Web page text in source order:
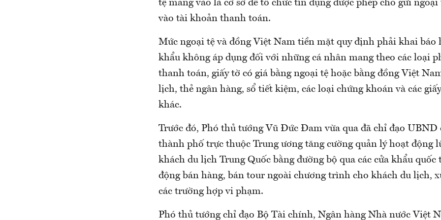
tệ mang vào là cơ sở để tổ chức tín dụng được phép cho gửi
vào tài khoản thanh toán.
Mức ngoại tệ và đồng Việt Nam tiền mặt quy định phải khai báo
khẩu không áp dụng đối với những cá nhân mang theo các loại
thanh toán, giấy tờ có giá bằng ngoại tệ hoặc bằng đồng Việt
lịch, thẻ ngân hàng, sổ tiết kiệm, các loại chứng khoán và các
khác.
Trước đó, Phó thủ tướng Vũ Đức Đam vừa qua đã chỉ đạo UBND
thành phố trực thuộc Trung ương tăng cường quản lý hoạt động
khách du lịch Trung Quốc bằng đường bộ qua các cửa khẩu quốc
động bán hàng, bán tour ngoài chương trình cho khách du lịch,
các trường hợp vi phạm.
Phó thủ tướng chỉ đạo Bộ Tài chính, Ngân hàng Nhà nước Việt